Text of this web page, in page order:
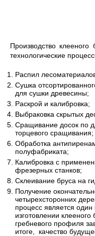
Производство
технологические
Распил
Сушка
для сушки древесины;
Раскрой и калибровка;
Выбраковка скрытых
Сращивание досок по
торцевого сращивания;
Обработка
полуфабриката;
Калибровка с
фрезерных станков;
Склеивание бруса на
Получение
четырехсторонних
процесс является
изготовлении клееного
гребневого профиля
итоге, качество